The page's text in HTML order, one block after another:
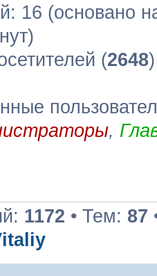
16 (основано
(2648
,
1172 • Тем: 87